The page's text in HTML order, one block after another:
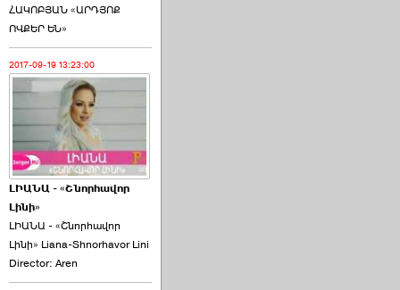
ՀԱԿՈԲՅԱՆ «ԱՐԴՅՈՔ
ՈՎՔԵՐ ԵՆ»
2017-09-19 13:23:00
ԼԻԱՆԱ - «Շնորհավոր
Լինի»
ԼԻԱՆԱ - «Շնորհավոր
Լինի» Liana-Shnorhavor Lini
Director: Aren